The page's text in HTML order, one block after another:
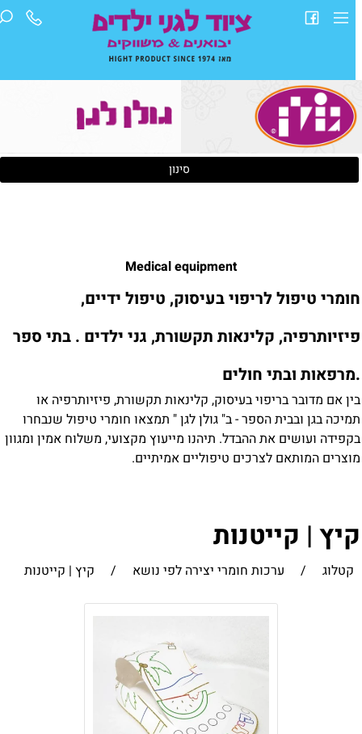
סינון
Medical equipment
טיפול לריפוי בעיסוק, טיפול ידיים,
קלינאות תקשורת, גני ילדים . בתי ספר
ובתי חולים
אם מדובר בריפוי בעיסוק, קלינאות תקשורת, פיזיותרפיה או
בגן ובבית הספר - ב" גולן לגן " תמצאו חומרי טיפול שנבחרו
ועושים את ההבדל. תיהנו מייעוץ מקצועי, משלוח אמין ומגוון
המותאם לצרכים טיפוליים אמיתיים.
| קייטנות
קטלוג / ערכות חומרי יצירה לפי נושא / קיץ | קייטנות